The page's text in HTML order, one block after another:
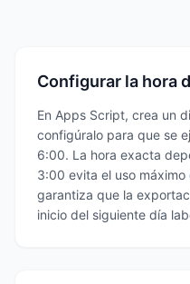
Configurar la hora
En Apps Script, crea un
configúralo para que se
6:00. La hora exacta
3:00 evita el uso máximo
garantiza que la
inicio del siguiente día